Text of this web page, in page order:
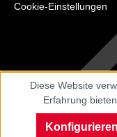
Cookie-Einstellungen
Diese Website
Erfahrung
Konfigurieren